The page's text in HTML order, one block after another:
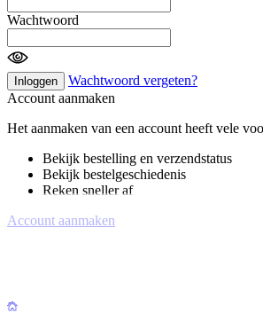
Wachtwoord
Inloggen
Wachtwoord vergeten?
Account aanmaken
Het aanmaken van een account heeft vele
Bekijk bestelling en verzendstatus
Bekijk bestelgeschiedenis
Reken sneller af
Account aanmaken